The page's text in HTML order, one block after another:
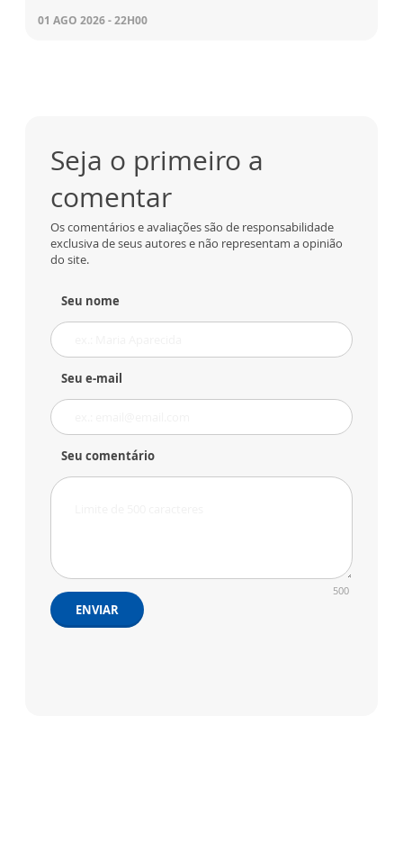
01 AGO 2026 - 22H00
Seja o primeiro a
comentar
Os comentários e avaliações são de responsabilidade
exclusiva de seus autores e não representam a opinião
do site.
Seu nome
Seu e-mail
Seu comentário
500
ENVIAR